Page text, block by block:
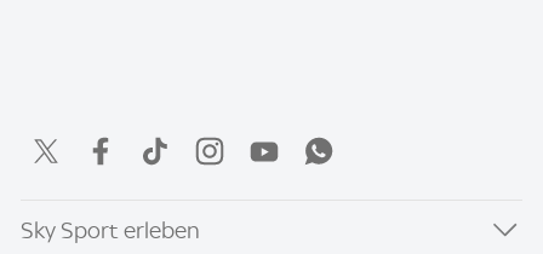
Sky Sport erleben